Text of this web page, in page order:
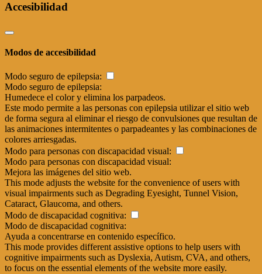
Accesibilidad
Modos de accesibilidad
Modo seguro de epilepsia:
Modo seguro de epilepsia:
Humedece el color y elimina los parpadeos.
Este modo permite a las personas con epilepsia utilizar el sitio web
de forma segura al eliminar el riesgo de convulsiones que resultan de
las animaciones intermitentes o parpadeantes y las combinaciones de
colores arriesgadas.
Modo para personas con discapacidad visual:
Modo para personas con discapacidad visual:
Mejora las imágenes del sitio web.
This mode adjusts the website for the convenience of users with
visual impairments such as Degrading Eyesight, Tunnel Vision,
Cataract, Glaucoma, and others.
Modo de discapacidad cognitiva:
Modo de discapacidad cognitiva:
Ayuda a concentrarse en contenido específico.
This mode provides different assistive options to help users with
cognitive impairments such as Dyslexia, Autism, CVA, and others,
to focus on the essential elements of the website more easily.